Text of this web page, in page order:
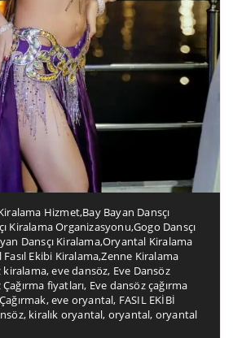
Hizmet,Bay Bayan Dansçı
Kiralama Organizasyonu,Gogo Dansçı
Dansçı Kiralama,Oryantal Kiralama
Ekibi Kiralama,Zenne Kiralama
kiralama,eve dansöz, Eve Dansöz
fiyatları, Eve dansöz çağırma
,eve oryantal, FASIL EKİBİ
, kiralık oryantal, oryantal, oryantal